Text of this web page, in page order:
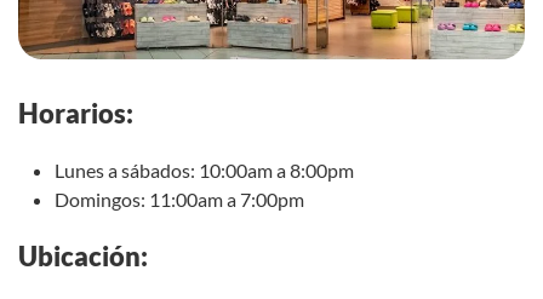
Horarios:
Lunes a sábados: 10:00am a 8:00pm
Domingos: 11:00am a 7:00pm
Ubicación: